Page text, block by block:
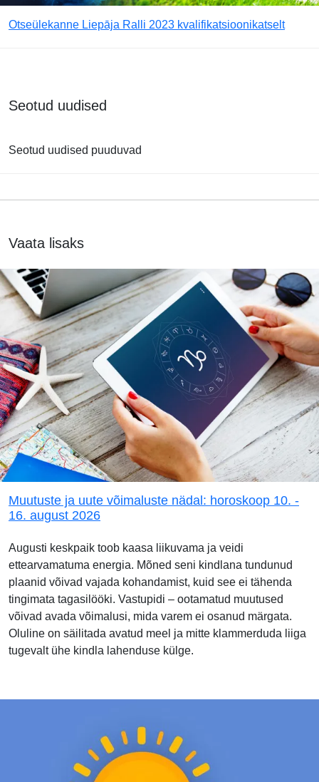
Otseülekanne Liepāja Ralli 2023 kvalifikatsioonikatselt
Seotud uudised
Seotud uudised puuduvad
Vaata lisaks
Muutuste ja uute võimaluste nädal: horoskoop 10. -
16. august 2026
Augusti keskpaik toob kaasa liikuvama ja veidi
ettearvamatuma energia. Mõned seni kindlana tundunud
plaanid võivad vajada kohandamist, kuid see ei tähenda
tingimata tagasilööki. Vastupidi – ootamatud muutused
võivad avada võimalusi, mida varem ei osanud märgata.
Oluline on säilitada avatud meel ja mitte klammerduda liiga
tugevalt ühe kindla lahenduse külge.